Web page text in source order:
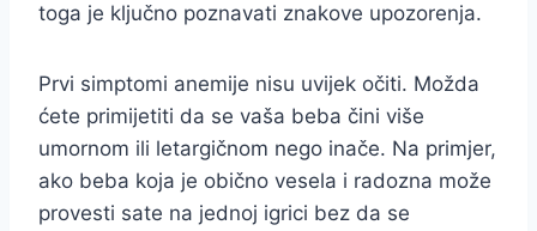
toga je ključno poznavati znakove upozorenja.
Prvi simptomi anemije nisu uvijek očiti. Možda
ćete primijetiti da se vaša beba čini više
umornom ili letargičnom nego inače. Na primjer,
ako beba koja je obično vesela i radozna može
provesti sate na jednoj igrici bez da se